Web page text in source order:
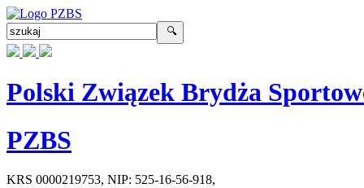
Polski Związek Brydża
PZBS
KRS 0000219753, NIP: 525-16-56-918,